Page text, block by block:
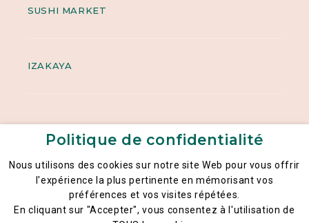
SUSHI MARKET
IZAKAYA
Mentions légales
Politique de confidentialité
Nous utilisons des cookies sur notre site Web pour vous offrir
l'expérience la plus pertinente en mémorisant vos
préférences et vos visites répétées.
En cliquant sur "Accepter", vous consentez à l'utilisation de